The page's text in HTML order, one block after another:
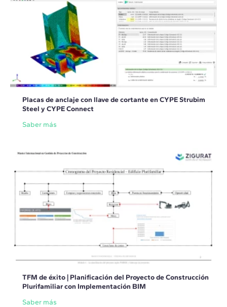
Placas de anclaje con llave de cortante en CYPE Strubim
Steel y CYPE Connect
Saber más
TFM de éxito | Planificación del Proyecto de Construcción
Plurifamiliar con Implementación BIM
Saber más